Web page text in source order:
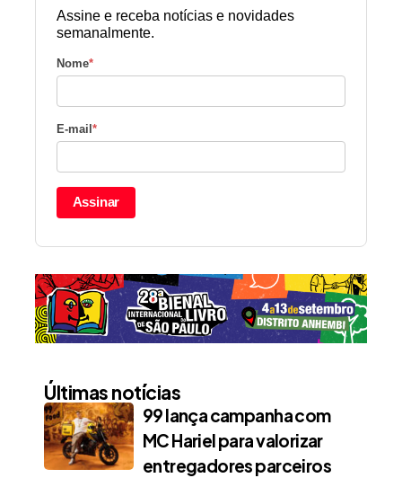
Assine e receba notícias e novidades
semanalmente.
Nome*
E-mail*
Assinar
Últimas notícias
99 lança campanha com
MC Hariel para valorizar
entregadores parceiros